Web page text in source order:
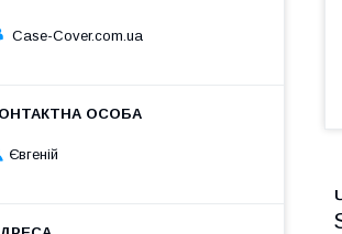
Case-Cover.com.ua
Євгеній